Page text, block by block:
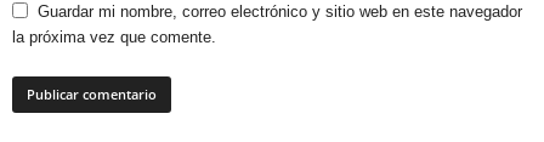
Guardar mi nombre, correo electrónico y sitio web en este navegador
la próxima vez que comente.